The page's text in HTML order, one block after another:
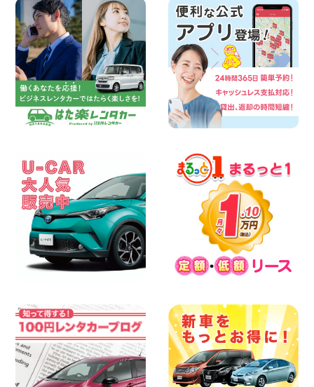
100円レンタカー 両津
2026年08月06日
佐渡空港店はお盆も休まず営業中! 新潟県
佐渡空港店
100円レンタカー 佐渡空港
2026年08月06日
今週末空きあります☆ 大阪府 寝屋川太間
東町店
100円レンタカー 寝屋川太間東町
2026年08月06日
100円レンタカー 杉戸
2026年08月06日
今週末空きあります◎ カーシェア 墨田文
花店 東京都 墨田文花店
100円レンタカー 墨田文花
2026年08月06日
当社在庫車紹介【軽トラ】ハイゼットト
ラック 神奈川県 横浜旭南本宿町店
100円レンタカー 横浜旭南本宿町
2026年08月06日
のお知らせ!! 神奈川県 横浜弥生台店
100円レンタカー 横浜弥生台
2026年08月06日
ハイエースワゴンGL!!クルーズコントロ
ールが付いている〜!! 福島県 福島笹木野
店